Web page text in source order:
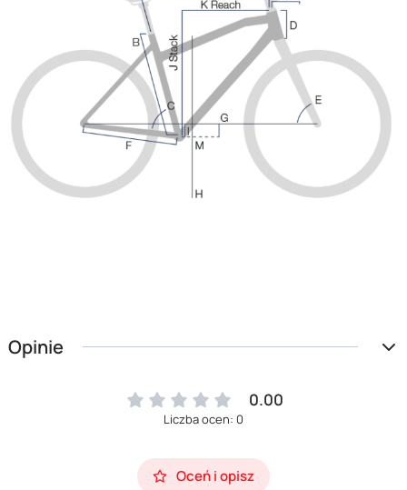
Opinie
0.00
Liczba ocen: 0
Oceń i opisz